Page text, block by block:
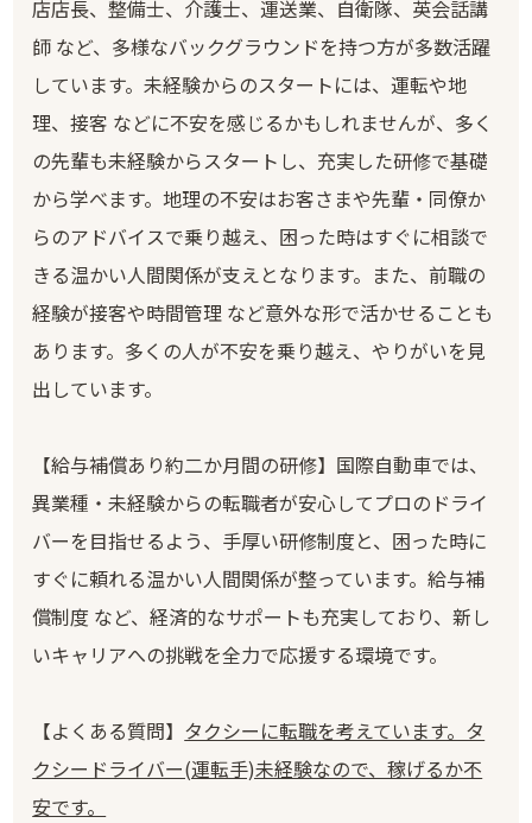
店店長、整備士、介護士、運送業、自衛隊、英会話講
師 など、多様なバックグラウンドを持つ方が多数活躍
しています。未経験からのスタートには、運転や地
理、接客 などに不安を感じるかもしれませんが、多く
の先輩も未経験からスタートし、充実した研修で基礎
から学べます。地理の不安はお客さまや先輩・同僚か
らのアドバイスで乗り越え、困った時はすぐに相談で
きる温かい人間関係が支えとなります。また、前職の
経験が接客や時間管理 など意外な形で活かせることも
あります。多くの人が不安を乗り越え、やりがいを見
出しています。
【給与補償あり約二か月間の研修】国際自動車では、
異業種・未経験からの転職者が安心してプロのドライ
バーを目指せるよう、手厚い研修制度と、困った時に
すぐに頼れる温かい人間関係が整っています。給与補
償制度 など、経済的なサポートも充実しており、新し
いキャリアへの挑戦を全力で応援する環境です。
【よくある質問】 タクシーに転職を考えています。タ
クシードライバー(運転手)未経験なので、稼げるか不
安です。